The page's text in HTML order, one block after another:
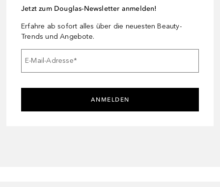
Jetzt zum Douglas-Newsletter anmelden!
Erfahre ab sofort alles über die neuesten Beauty-
Trends und Angebote.
E-Mail-Adresse*
ANMELDEN